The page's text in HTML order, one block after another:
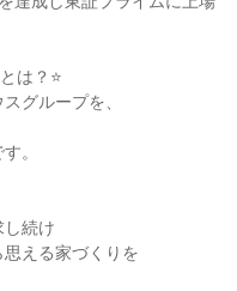
は？⭐
グループを、
。
続け
える家づくりを